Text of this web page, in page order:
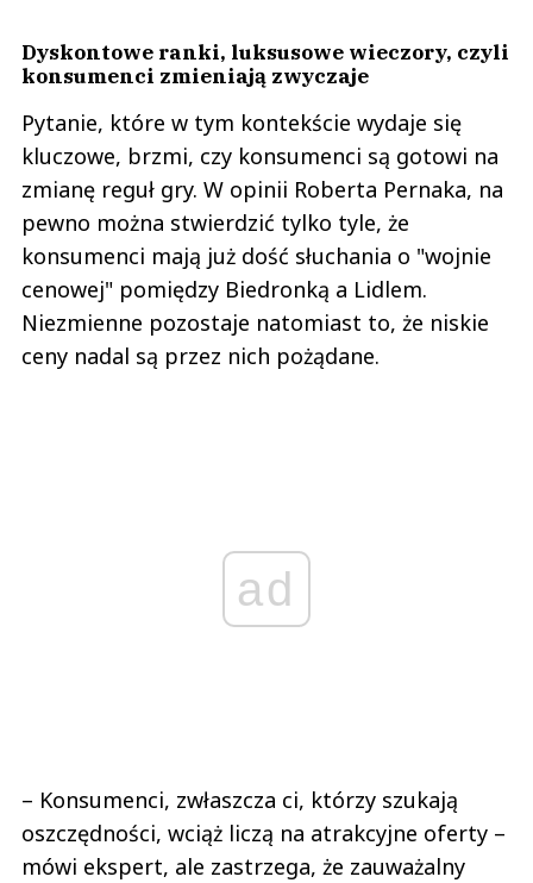
Dyskontowe ranki, luksusowe wieczory, czyli
konsumenci zmieniają zwyczaje
Pytanie, które w tym kontekście wydaje się
kluczowe, brzmi, czy konsumenci są gotowi na
zmianę reguł gry. W opinii Roberta Pernaka, na
pewno można stwierdzić tylko tyle, że
konsumenci mają już dość słuchania o "wojnie
cenowej" pomiędzy Biedronką a Lidlem.
Niezmienne pozostaje natomiast to, że niskie
ceny nadal są przez nich pożądane.
ad
– Konsumenci, zwłaszcza ci, którzy szukają
oszczędności, wciąż liczą na atrakcyjne oferty –
mówi ekspert, ale zastrzega, że zauważalny